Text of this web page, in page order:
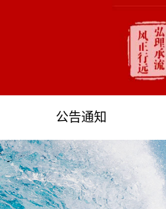
公告通知